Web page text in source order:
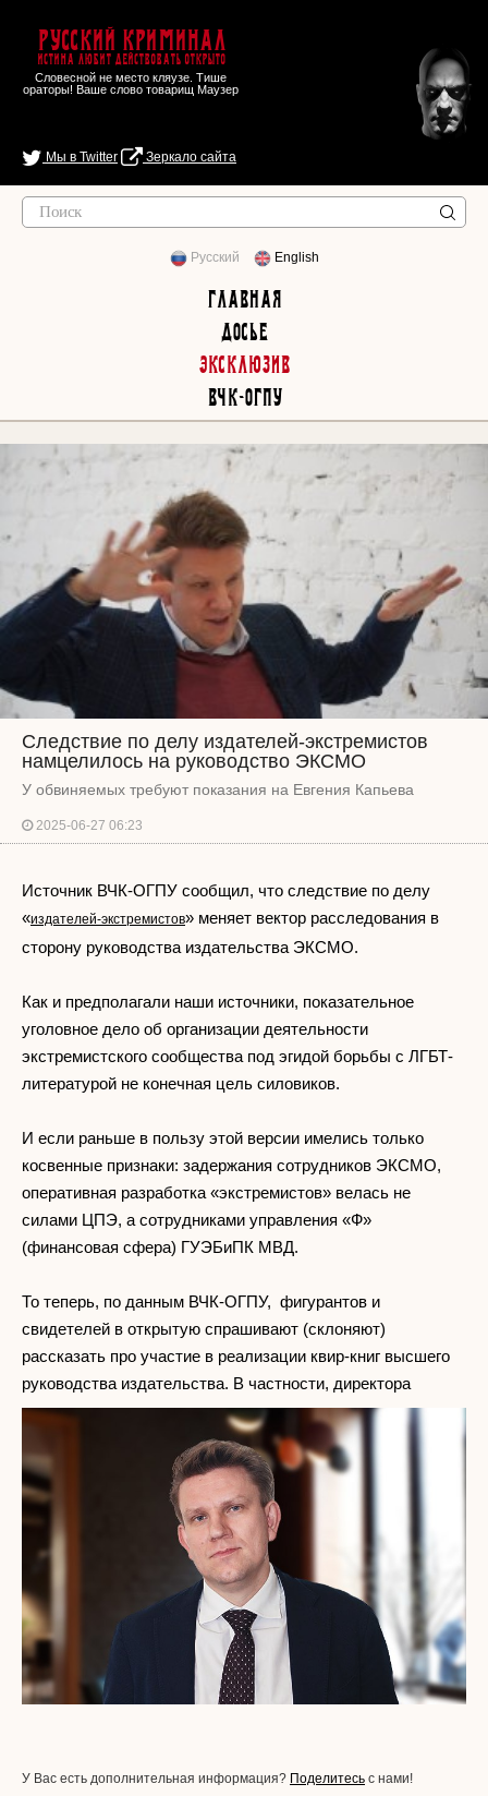
Русский Криминал
Истина любит действовать открыто
Словесной не место кляузе. Тише
ораторы! Ваше слово товарищ Маузер
Мы в Twitter Зеркало сайта
Русский English
Главная
Досье
Эксклюзив
ВЧК-ОГПУ
Следствие по делу издателей-экстремистов
намцелилось на руководство ЭКСМО
У обвиняемых требуют показания на Евгения Капьева
2025-06-27 06:23
Источник ВЧК-ОГПУ сообщил, что следствие по делу
«издателей-экстремистов» меняет вектор расследования в
сторону руководства издательства ЭКСМО.
Как и предполагали наши источники, показательное
уголовное дело об организации деятельности
экстремистского сообщества под эгидой борьбы с ЛГБТ-
литературой не конечная цель силовиков.
И если раньше в пользу этой версии имелись только
косвенные признаки: задержания сотрудников ЭКСМО,
оперативная разработка «экстремистов» велась не
силами ЦПЭ, а сотрудниками управления «Ф»
(финансовая сфера) ГУЭБиПК МВД.
То теперь, по данным ВЧК-ОГПУ, фигурантов и
свидетелей в открытую спрашивают (склоняют)
рассказать про участие в реализации квир-книг высшего
руководства издательства. В частности, директора
У Вас есть дополнительная информация? Поделитесь с нами!